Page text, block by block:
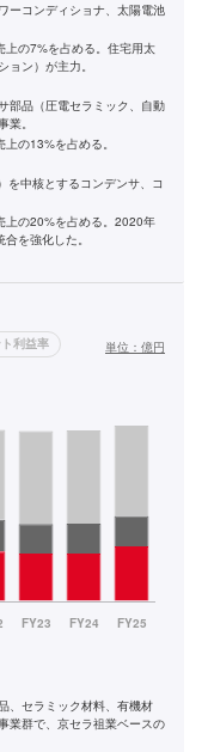
ーコンディショナ、太陽電池
の7%を占める。住宅用太
ン）が主力。
部品（圧電セラミック、自動
。
の13%を占める。
中核とするコンデンサ、コ
上の20%を占める。2020年
を強化した。
利益率 単位： 億円
、セラミック材料、有機材
業群で、京セラ祖業ベースの